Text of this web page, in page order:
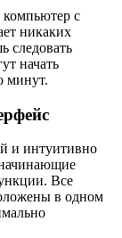
компьютер с
никаких
следовать
начать
минут.
и интуитивно
Все
в одном